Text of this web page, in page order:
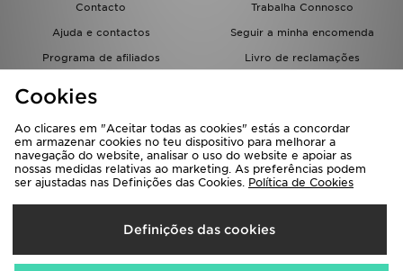
Contacto
Trabalha Connosco
Ajuda e contactos
Seguir a minha encomenda
Programa de afiliados
Livro de reclamações
Seleciona O País
Portugal
Cookies
Ao clicares em "Aceitar todas as cookies" estás a concordar
em armazenar cookies no teu dispositivo para melhorar a
navegação do website, analisar o uso do website e apoiar as
nossas medidas relativas ao marketing. As preferências podem
ser ajustadas nas Definições das Cookies. Política de Cookies
Definições das cookies